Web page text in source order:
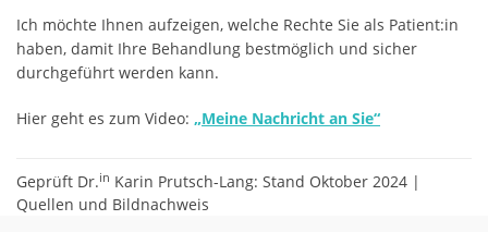
Ich möchte Ihnen aufzeigen, welche Rechte Sie als Patient:in
haben, damit Ihre Behandlung bestmöglich und sicher
durchgeführt werden kann.
Hier geht es zum Video: „Meine Nachricht an Sie“
Geprüft Dr.in Karin Prutsch-Lang: Stand Oktober 2024 |
Quellen und Bildnachweis